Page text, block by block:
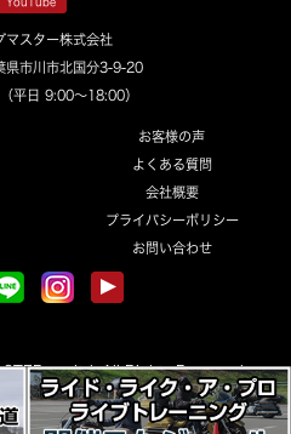
マスター株式会社
市川市北国分3-9-20
（平日 9:00～18:00）
お客様の声
よくある質問
会社概要
プライバシーポリシー
お問い合わせ
co.,ltd. All Rights Reserved.